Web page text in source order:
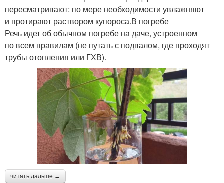
пересматривают: по мере необходимости увлажняют
и протирают раствором купороса.В погребе
Речь идет об обычном погребе на даче, устроенном
по всем правилам (не путать с подвалом, где проходят
трубы отопления или ГХВ).
читать дальше →